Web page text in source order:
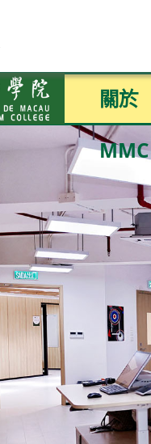
關於
MMC